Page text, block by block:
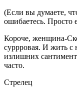
(Если вы думаете,
ошибаетесь. Просто
Короче, женщина-
суррровая. И жить с
излишних
часто.
Стрелец